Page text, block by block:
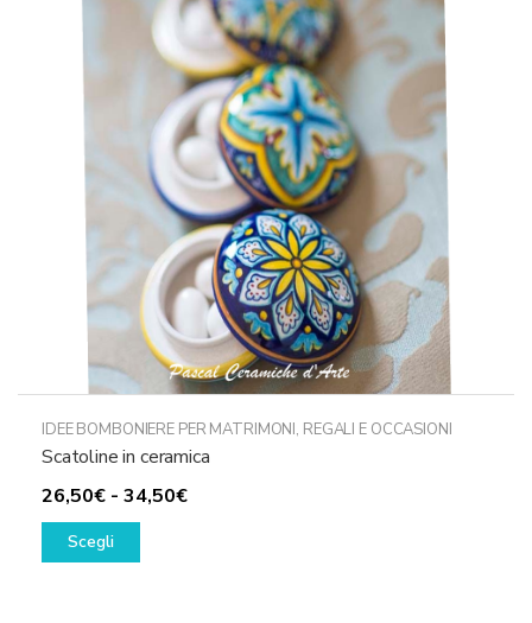
opzioni
possono
essere
scelte
nella
pagina
del
prodotto
IDEE BOMBONIERE PER MATRIMONI, REGALI E OCCASIONI
Scatoline in ceramica
26,50€ - 34,50€Fascia
Scegli
Questo